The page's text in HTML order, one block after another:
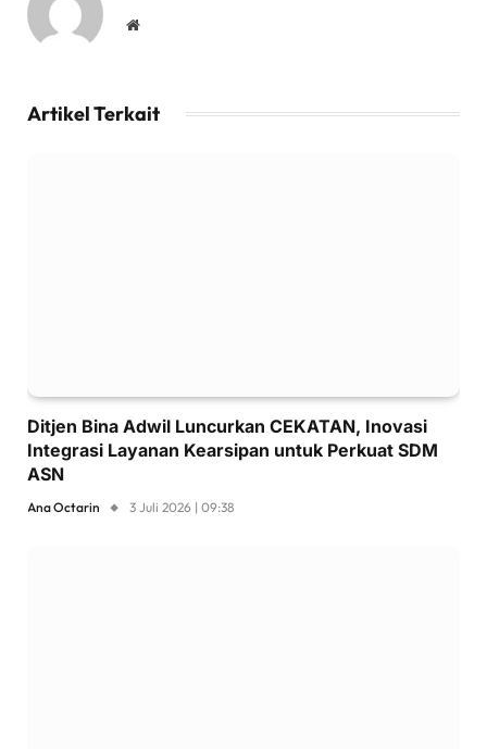
Website
Artikel Terkait
Ditjen Bina Adwil Luncurkan CEKATAN, Inovasi
Integrasi Layanan Kearsipan untuk Perkuat SDM
ASN
Ana Octarin 3 Juli 2026 | 09:38